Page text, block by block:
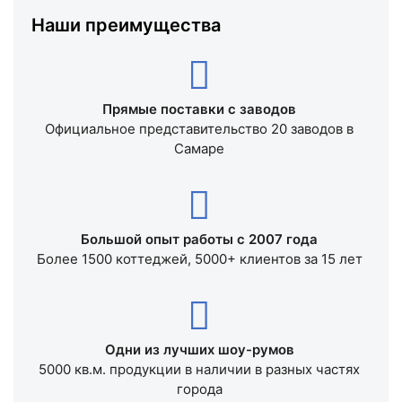
Наши преимущества
Прямые поставки с заводов
Официальное представительство 20 заводов в
Самаре
Большой опыт работы с 2007 года
Более 1500 коттеджей, 5000+ клиентов за 15 лет
Одни из лучших шоу-румов
5000 кв.м. продукции в наличии в разных частях
города